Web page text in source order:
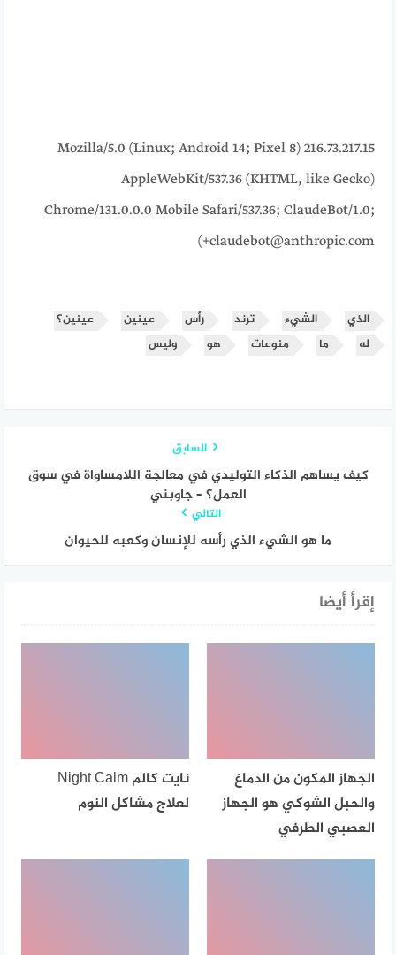
216.73.217.15 Mozilla/5.0 (Linux; Android 14; Pixel 8)
AppleWebKit/537.36 (KHTML, like Gecko)
Chrome/131.0.0.0 Mobile Safari/537.36; ClaudeBot/1.0;
+claudebot@anthropic.com)
الذي الشيء ترند رأس عينين
عينين؟
له
ما منوعات هو وليس
السابق
كيف يساهم الذكاء التوليدي في معالجة اللامساواة في سوق
العمل؟ – جاوبني
التالي
ما هو الشيء الذي رأسه للإنسان وكعبه للحيوان
إقرأ أيضا
الجهاز المكون من الدماغ
والحبل الشوكي هو الجهاز
العصبي الطرفي
نايت كالم Night Calm
لعلاج مشاكل النوم